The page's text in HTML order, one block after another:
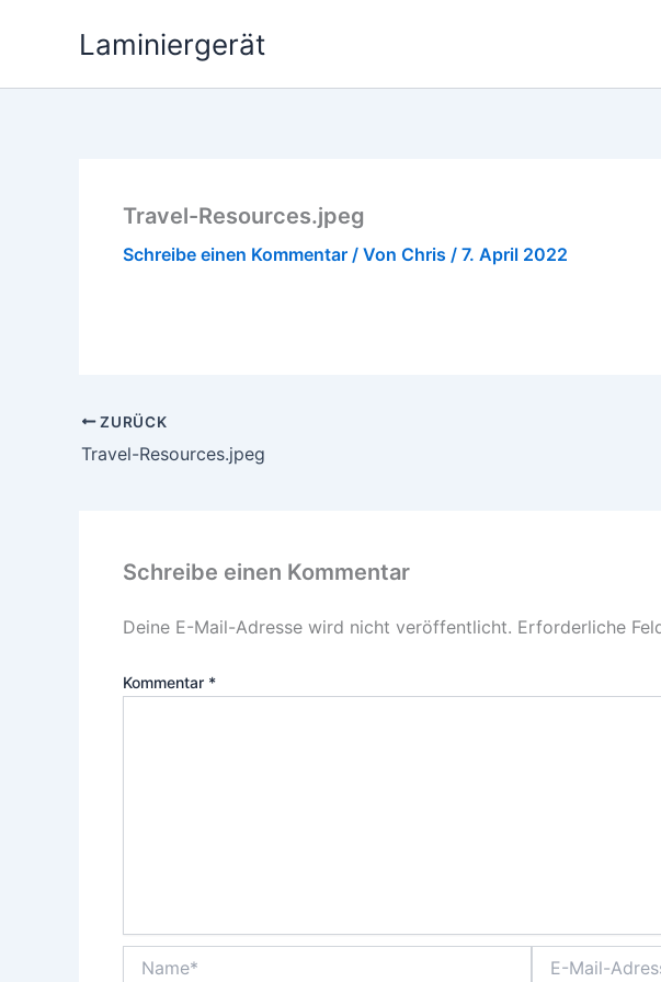
Laminiergerät
Travel-Resources.jpeg
Schreibe einen Kommentar / Von Chris / 7. April 2022
ZURÜCK
Travel-Resources.jpeg
Schreibe einen Kommentar
Deine E-Mail-Adresse wird nicht veröffentlicht. Erforderliche
Kommentar *
Mail-